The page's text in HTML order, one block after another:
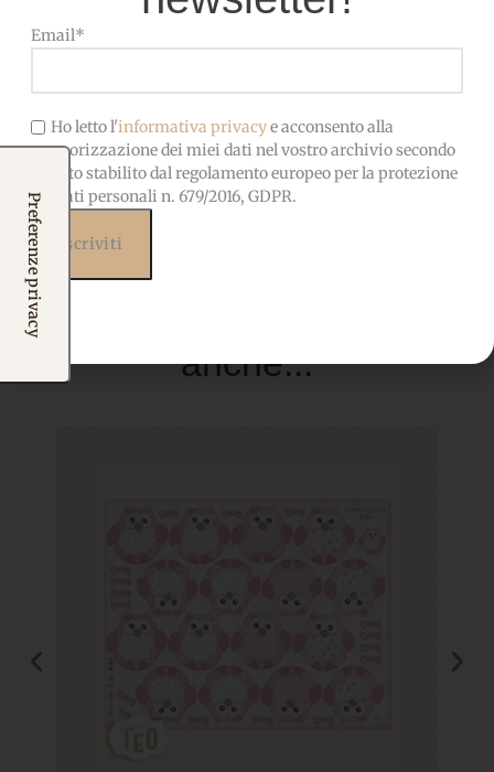
anche...
Email*
Ho letto l'informativa privacye acconsento alla
memorizzazione dei miei dati nel vostro archivio secondo
quanto stabilito dal regolamento europeo per la protezione
dei dati personali n. 679/2016, GDPR.